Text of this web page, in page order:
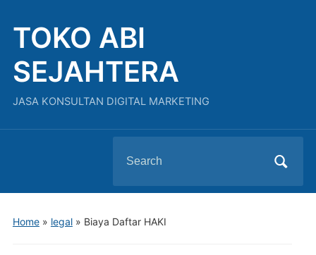
TOKO ABI
SEJAHTERA
JASA KONSULTAN DIGITAL MARKETING
for:
Home» legal» Biaya Daftar HAKI